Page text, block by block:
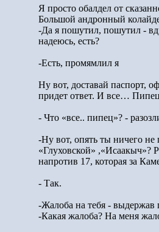
Я просто обалдел от
Большой андронный
-Да я пошутил, пошутил -
надеюсь, есть?
-Есть, промямлил я
Ну вот, доставай паспорт,
придет ответ. И все…
- Что «все.. пипец»? -
-Ну вот, опять ты ничего не
«Глуховской» ,«Исаакыч»?
напротив 17, которая за
- Так.
-Жалоба на тебя - выдержав
-Какая жалоба? На меня